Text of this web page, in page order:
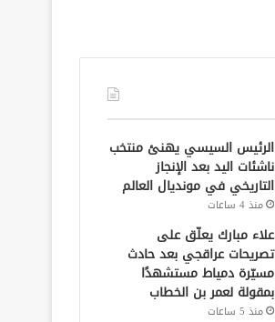
الرئيس السيسي يهنئ منتخب
ناشئات اليد بعد الإنجاز
التاريخي في مونديال العالم
منذ 4 ساعات
علاء مبارك يعلّق على
تصريحات عراقجي بعد حادث
مسيّرة دمياط مستشهدًا
بمقولة لعمر بن الخطاب
منذ 5 ساعات